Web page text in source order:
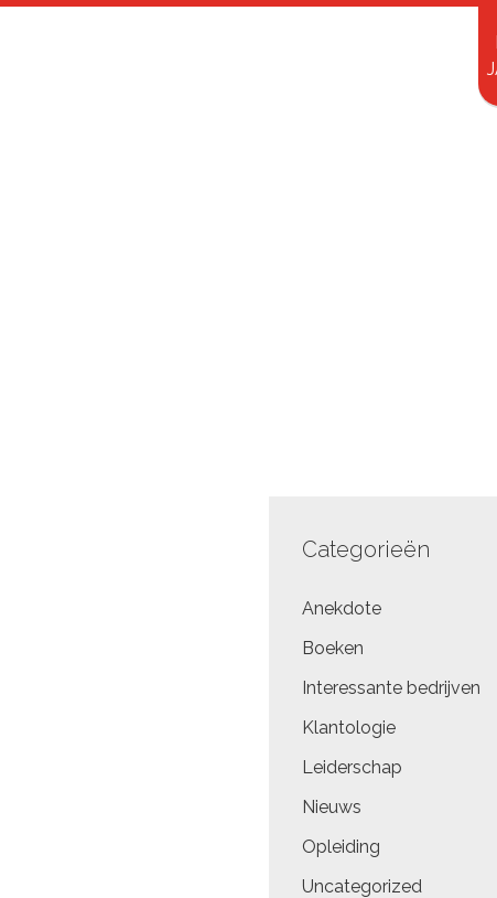
Categorieën
Anekdote
Boeken
Interessante bedrijven
Klantologie
Leiderschap
Nieuws
Opleiding
Uncategorized